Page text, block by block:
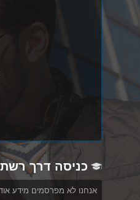
כניסה דרך
אנחנו לא מפרסמים מידע